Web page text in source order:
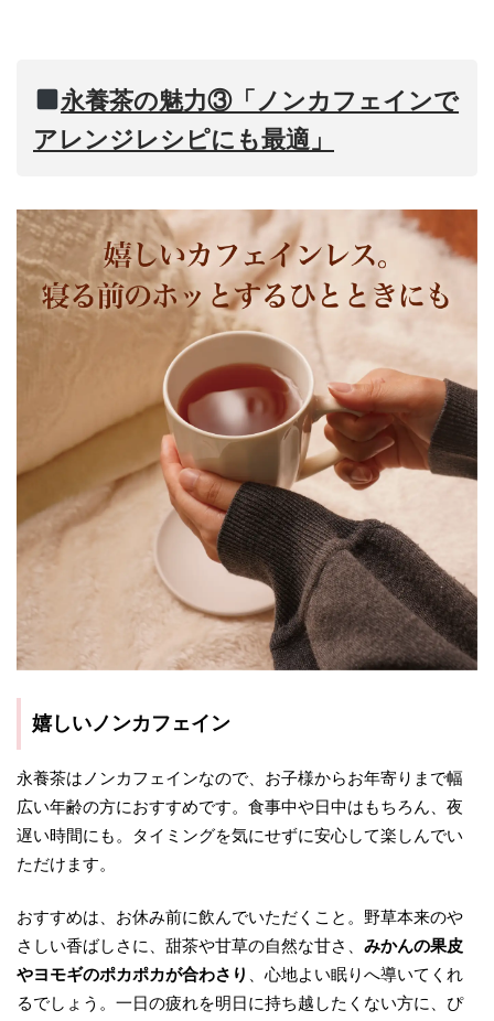
永養茶の魅力③「ノンカフェインで
アレンジレシピにも最適」
嬉しいノンカフェイン
永養茶はノンカフェインなので、お子様からお年寄りまで幅
広い年齢の方におすすめです。食事中や日中はもちろん、夜
遅い時間にも。タイミングを気にせずに安心して楽しんでい
ただけます。
おすすめは、お休み前に飲んでいただくこと。野草本来のや
さしい香ばしさに、甜茶や甘草の自然な甘さ、 みかんの果皮
やヨモギのポカポカが合わさり
、心地よい眠りへ導いてくれ
るでしょう。一日の疲れを明日に持ち越したくない方に、ぴ